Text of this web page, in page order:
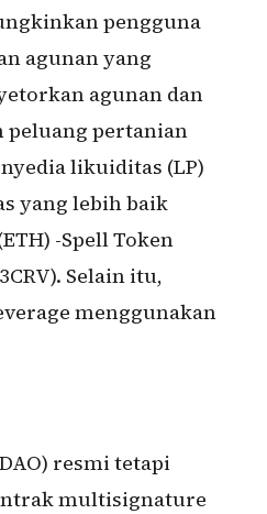
pengguna
agunan yang
agunan dan
peluang pertanian
likuiditas (LP)
yang lebih baik
-Spell Token
Selain itu,
menggunakan
resmi tetapi
multisignature